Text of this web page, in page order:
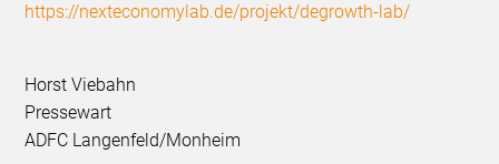
https://nexteconomylab.de/projekt/degrowth-lab/
Horst Viebahn
Pressewart
ADFC Langenfeld/Monheim